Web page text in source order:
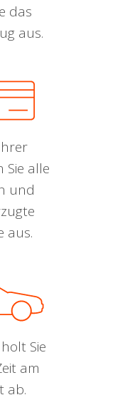
das
aus.
alle
und
aus.
Sie
am
ab.